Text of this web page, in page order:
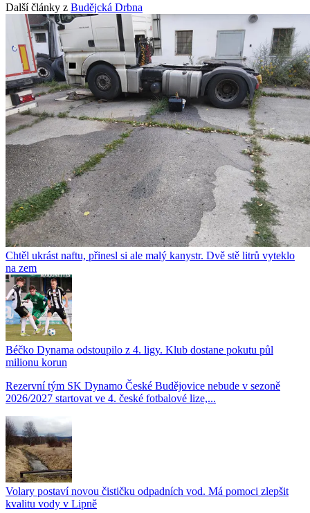
Další články z Budějcká Drbna
Chtěl ukrást naftu, přinesl si ale malý kanystr. Dvě stě litrů vyteklo
na zem
Béčko Dynama odstoupilo z 4. ligy. Klub dostane pokutu půl
milionu korun
Rezervní tým SK Dynamo České Budějovice nebude v sezoně
2026/2027 startovat ve 4. české fotbalové lize,...
Volary postaví novou čističku odpadních vod. Má pomoci zlepšit
kvalitu vody v Lipně